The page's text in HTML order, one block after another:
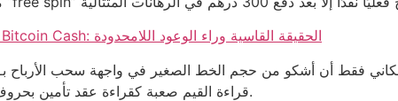
كازينو أون لاين بإيداع Bitcoin Cash: الحقيقة القاسية وراء الوعود اللامحدودة
قراءة القيم صعبة كقراءة عقد تأمين بحروف دقيقة، فأنا أستسلم.